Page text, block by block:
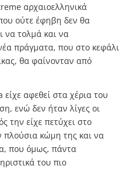
αρχαιοελληνικά
ούτε έφηβη δεν θα
να τολμά και να
πράγματα, που στο κεφάλι
θα φαίνονταν από
αφεθεί στα χέρια του
ενώ δεν ήταν λίγες οι
την είχε πετύχει στο
πλούσια κώμη της και να
που όμως, πάντα
του πιο